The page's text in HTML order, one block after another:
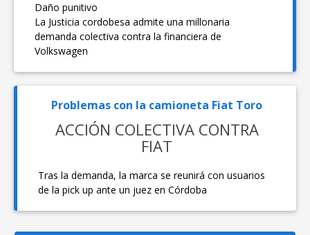
Daño punitivo
La Justicia cordobesa admite una millonaria
demanda colectiva contra la financiera de
Volkswagen
Problemas con la camioneta Fiat Toro
ACCIÓN COLECTIVA CONTRA
FIAT
Tras la demanda, la marca se reunirá con usuarios
de la pick up ante un juez en Córdoba